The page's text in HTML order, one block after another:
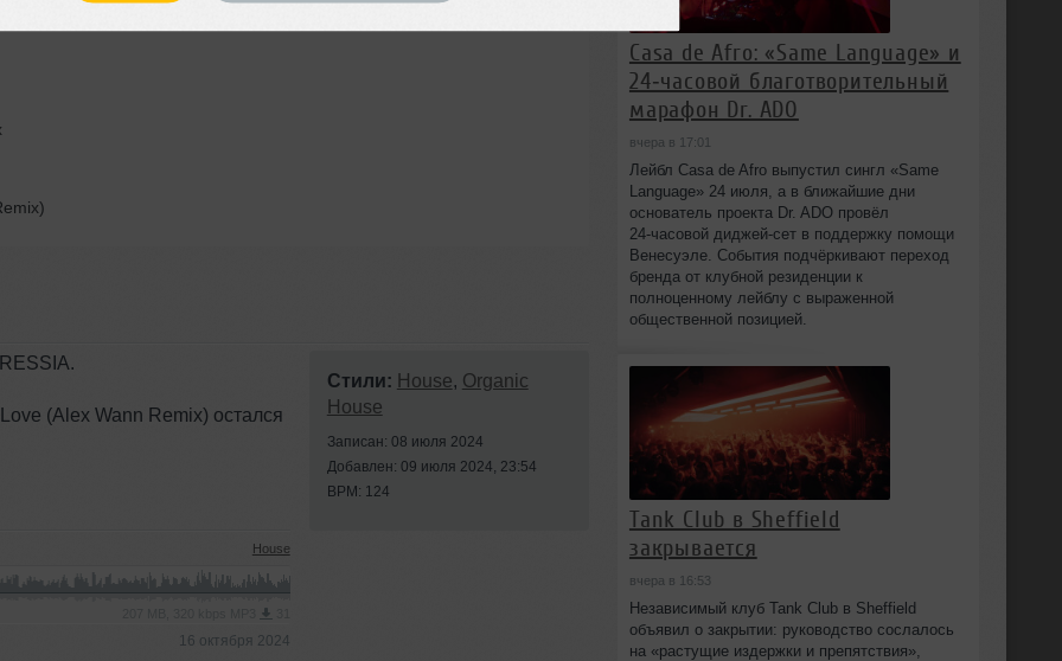
(Alex Wann Remix) остался
House
16 октября 2024
Стили: House, Organic
House
Записан: 08 июля 2024
Добавлен: 09 июля 2024, 23:54
BPM: 124
Casa de Afro: «Same Language» и
24‑часовой благотворительный
марафон Dr. ADO
вчера в 17:01
Лейбл Casa de Afro выпустил сингл «Same
Language» 24 июля, а в ближайшие дни
основатель проекта Dr. ADO провёл
24‑часовой диджей‑сет в поддержку помощи
Венесуэле. События подчёркивают переход
бренда от клубной резиденции к
полноценному лейблу с выраженной
общественной позицией.
Tank Club в Sheffield
закрывается
вчера в 16:53
Независимый клуб Tank Club в Sheffield
объявил о закрытии: руководство сослалось
на «растущие издержки и препятствия»,